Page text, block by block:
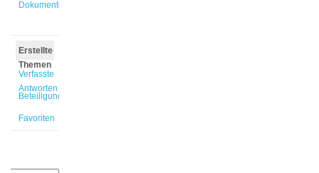
Dokumente
Erstellte
Themen
Verfasste
Antworten
Beteiligungen
Favoriten